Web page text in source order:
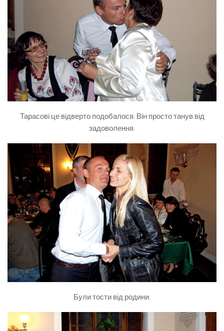
Тарасові це відверто подобалося. Він просто танув від
задоволення.
Були тости від родини.